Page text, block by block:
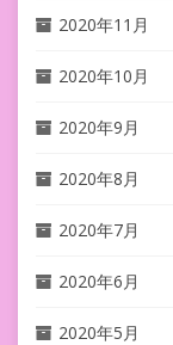
2020年11月
2020年10月
2020年9月
2020年8月
2020年7月
2020年6月
2020年5月